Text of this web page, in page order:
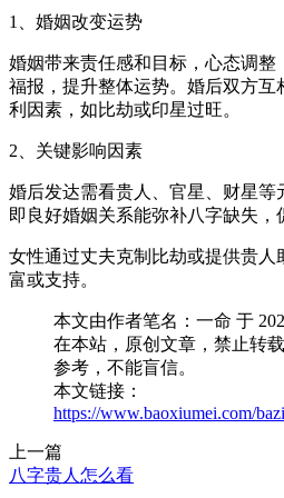
1、婚姻改变运势
婚姻带来责任感和目标，心态调整
福报，提升整体运势。婚后双方互
利因素，如比劫或印星过旺。
2、关键影响因素
婚后发达需看贵人、官星、财星等
即良好婚姻关系能弥补八字缺失，
女性通过丈夫克制比劫或提供贵
富或支持。
本文由作者笔名：一命 于
在本站，原创文章，禁止转
参考，不能盲信。
本文链接：
https://www.baoxiumei.com/
上一篇
八字贵人怎么看